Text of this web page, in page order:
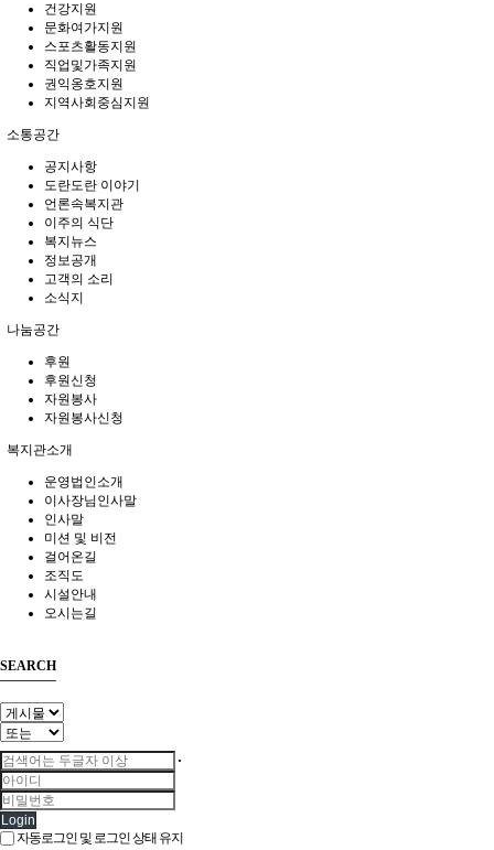
건강지원
문화여가지원
스포츠활동지원
직업및가족지원
권익옹호지원
지역사회중심지원
소통공간
공지사항
도란도란 이야기
언론속복지관
이주의 식단
복지뉴스
정보공개
고객의 소리
소식지
나눔공간
후원
후원신청
자원봉사
자원봉사신청
복지관소개
운영법인소개
이사장님인사말
인사말
미션 및 비전
걸어온길
조직도
시설안내
오시는길
SEARCH
Login
자동로그인 및 로그인 상태 유지